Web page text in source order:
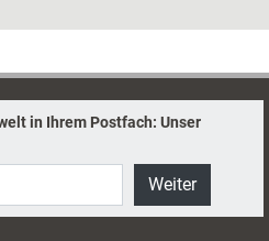
in Ihrem Postfach: Unser
Weiter